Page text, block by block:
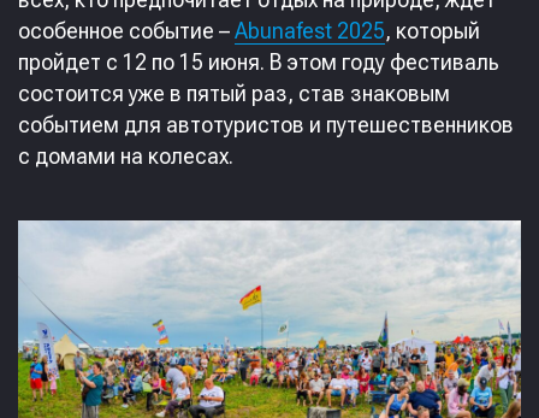
особенное событие –Abunafest 2025, который
пройдет с 12 по 15 июня. В этом году фестиваль
состоится уже в пятый раз, став знаковым
событием для автотуристов и путешественников
с домами на колесах.